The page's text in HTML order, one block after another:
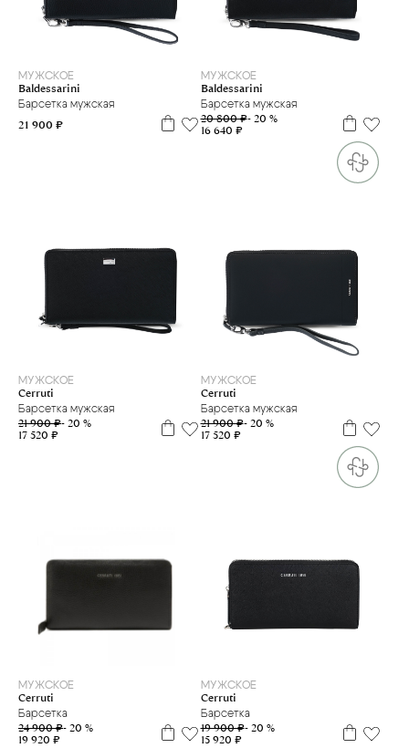
МУЖСКОЕ
Baldessarini
Барсетка мужская
21 900 ₽
МУЖСКОЕ
Baldessarini
Барсетка мужская
20 800 ₽- 20 %
16 640 ₽
МУЖСКОЕ
Cerruti
Барсетка мужская
21 900 ₽- 20 %
17 520 ₽
МУЖСКОЕ
Cerruti
Барсетка мужская
21 900 ₽- 20 %
17 520 ₽
МУЖСКОЕ
Cerruti
Барсетка
24 900 ₽- 20 %
19 920 ₽
МУЖСКОЕ
Cerruti
Барсетка
19 900 ₽- 20 %
15 920 ₽